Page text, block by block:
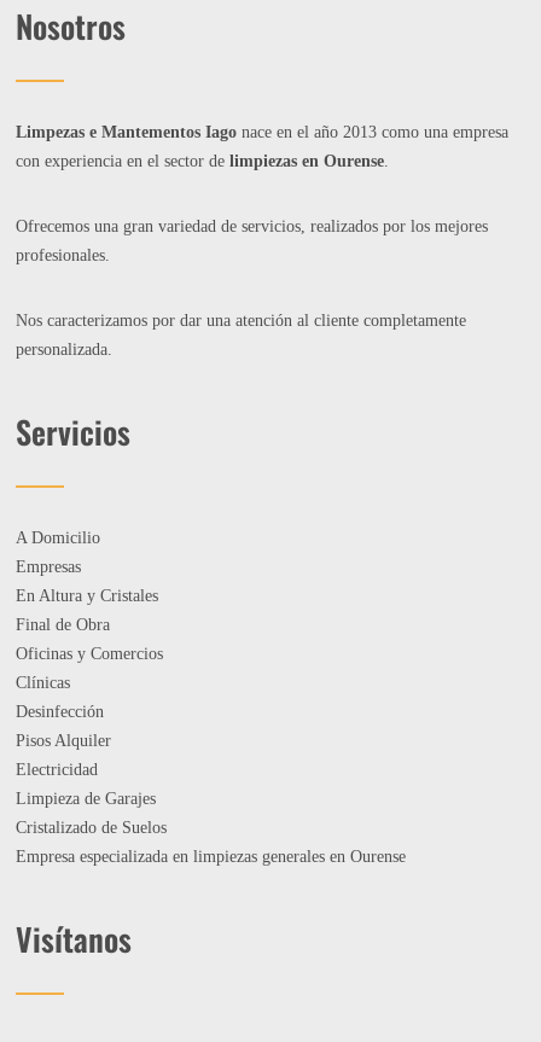
Nosotros
Limpezas e Mantementos Iago nace en el año 2013 como una empresa
con experiencia en el sector delimpiezas en Ourense
Ofrecemos una gran variedad de servicios, realizados por los mejores
profesionales.
Nos caracterizamos por dar una atención al cliente completamente
personalizada.
Servicios
A Domicilio
Empresas
En Altura y Cristales
Final de Obra
Oficinas y Comercios
Clínicas
Desinfección
Pisos Alquiler
Electricidad
Limpieza de Garajes
Cristalizado de Suelos
Empresa especializada en limpiezas generales en Ourense
Visítanos